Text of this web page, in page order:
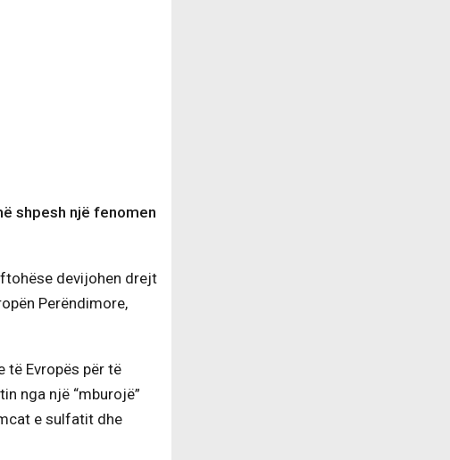
shpesh një fenomen
devijohen drejt
Perëndimore,
të Evropës për të
nga një “mburojë”
e sulfatit dhe